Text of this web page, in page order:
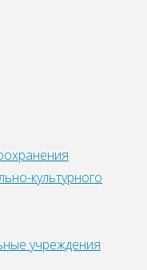
культурного
учреждения